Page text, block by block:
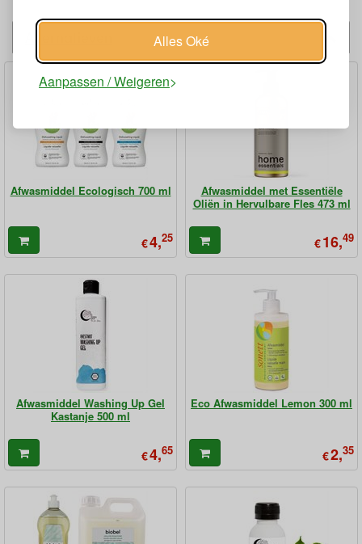
Alles Oké
Aanpassen / Weigeren
Afwasmiddel Ecologisch 700 ml
€4,25
Afwasmiddel met Essentiële
Oliën in Hervulbare Fles 473 ml
€16,49
Afwasmiddel Washing Up Gel
Kastanje 500 ml
€4,65
Eco Afwasmiddel Lemon 300 ml
€2,35